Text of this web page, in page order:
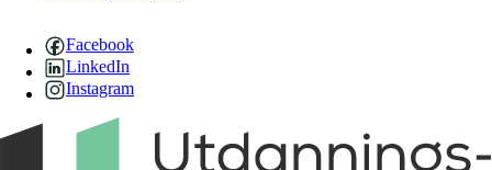
Facebook
LinkedIn
Instagram